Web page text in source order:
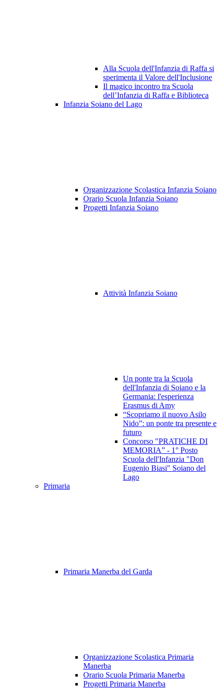
Alla Scuola dell'Infanzia di Raffa si
sperimenta il Valore dell'Inclusione
Il magico incontro tra Scuola
dell’Infanzia di Raffa e Biblioteca
Infanzia Soiano del Lago
Organizzazione Scolastica Infanzia Soiano
Orario Scuola Infanzia Soiano
Progetti Infanzia Soiano
Attività Infanzia Soiano
Un ponte tra la Scuola
dell'Infanzia di Soiano e la
Germania: l'esperienza
Erasmus di Amy
“Scopriamo il nuovo Asilo
Nido”: un ponte tra presente e
futuro
Concorso "PRATICHE DI
MEMORIA” - 1° Posto
Scuola dell'Infanzia "Don
Eugenio Biasi" Soiano del
Lago
Primaria
Primaria Manerba del Garda
Organizzazione Scolastica Primaria
Manerba
Orario Scuola Primaria Manerba
Progetti Primaria Manerba